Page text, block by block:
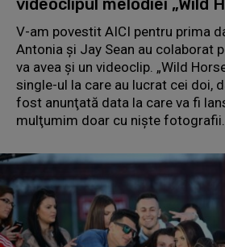
videoclipul melodiei „Wild
V-am povestit AICI pentru prima
Antonia şi Jay Sean au colaborat
va avea şi un videoclip. „Wild
single-ul la care au lucrat cei doi,
fost anunţată data la care va fi
mulţumim doar cu nişte fotografii.